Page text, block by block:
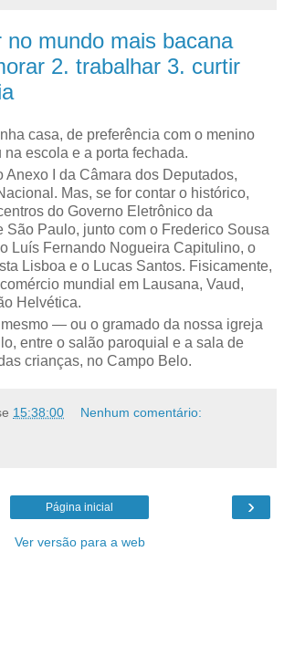
no mundo mais bacana
2. trabalhar 3. curtir
casa, de preferência com o menino
na escola e a porta fechada.
Anexo I da Câmara dos Deputados,
Mas, se for contar o histórico,
do Governo Eletrônico da
São Paulo, junto com o Frederico Sousa
Luís Fernando Nogueira Capitulino, o
Lisboa e o Lucas Santos. Fisicamente,
mundial em Lausana, Vaud,
Helvética.
— ou o gramado da nossa igreja
entre o salão paroquial e a sala de
crianças, no Campo Belo.
15:38:00 Nenhum comentário:
›
Página inicial
Ver versão para a web